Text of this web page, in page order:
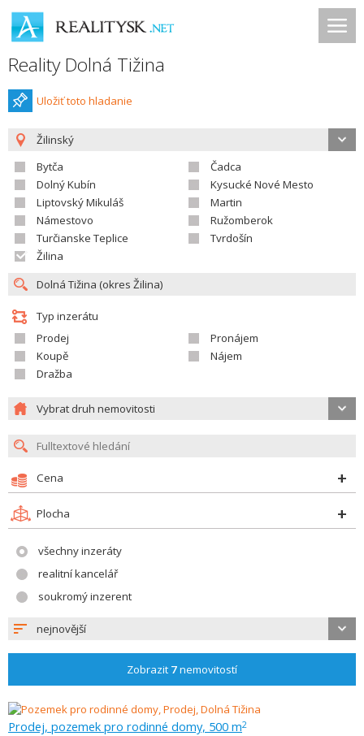
Reality Dolná Tižina
Uložiť toto hladanie
Žilinský
Bytča
Čadca
Dolný Kubín
Kysucké Nové Mesto
Liptovský Mikuláš
Martin
Námestovo
Ružomberok
Turčianske Teplice
Tvrdošín
Žilina
Typ inzerátu
Prodej
Pronájem
Koupě
Nájem
Dražba
Vybrat druh nemovitosti
Cena
Plocha
všechny inzeráty
realitní kancelář
soukromý inzerent
nejnovější
Zobrazit 7nemovitostí
Prodej, pozemek pro rodinné domy, 500 m2